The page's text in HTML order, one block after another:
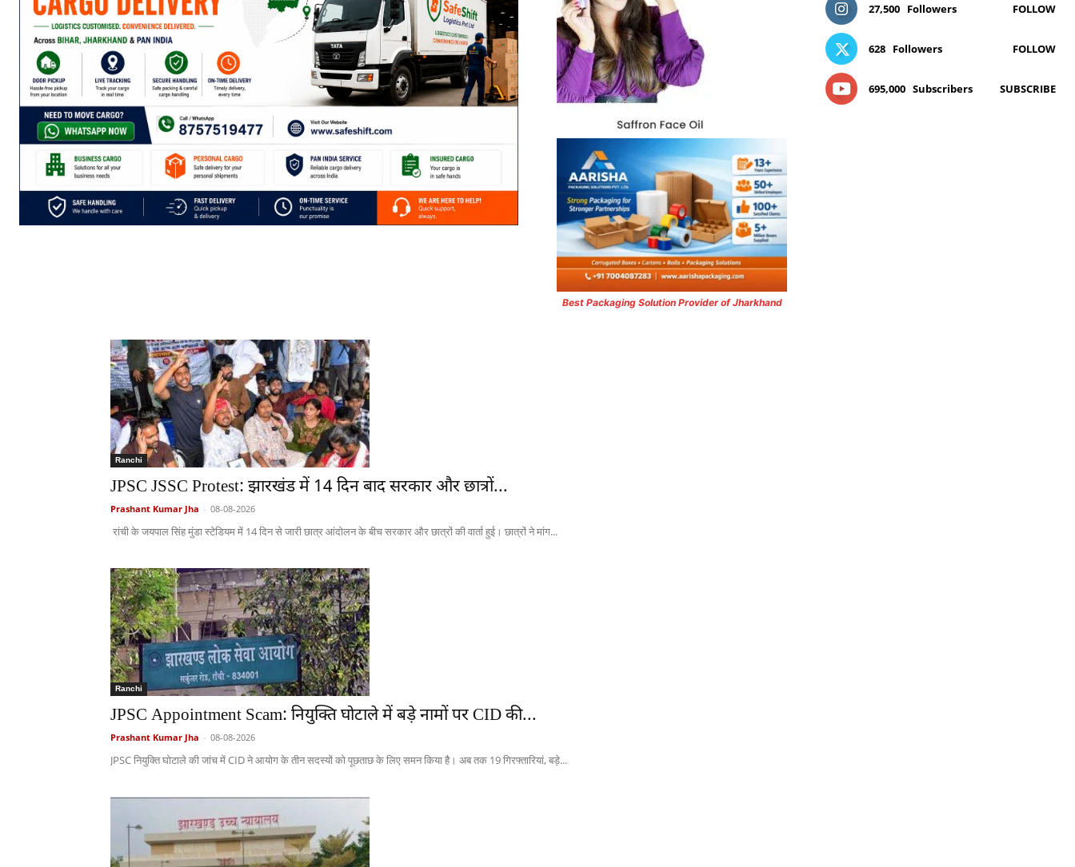
Best Packaging Solution Provider of Jharkhand
27,500 Followers FOLLOW
628 Followers FOLLOW
695,000 Subscribers SUBSCRIBE
Ranchi
JPSC JSSC Protest: झारखंड में 14 दिन बाद सरकार और छात्रों...
Prashant Kumar Jha - 08-08-2026
रांची के जयपाल सिंह मुंडा स्टेडियम में 14 दिन से जारी छात्र आंदोलन के बीच सरकार और छात्रों की वार्ता हुई। छात्रों ने मांग...
Ranchi
JPSC Appointment Scam: नियुक्ति घोटाले में बड़े नामों पर CID की...
Prashant Kumar Jha - 08-08-2026
JPSC नियुक्ति घोटाले की जांच में CID ने आयोग के तीन सदस्यों को पूछताछ के लिए समन किया है। अब तक 19 गिरफ्तारियां, बड़े...